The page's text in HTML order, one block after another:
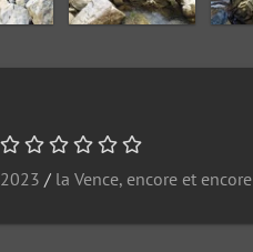
2023 / la Vence, encore et encore